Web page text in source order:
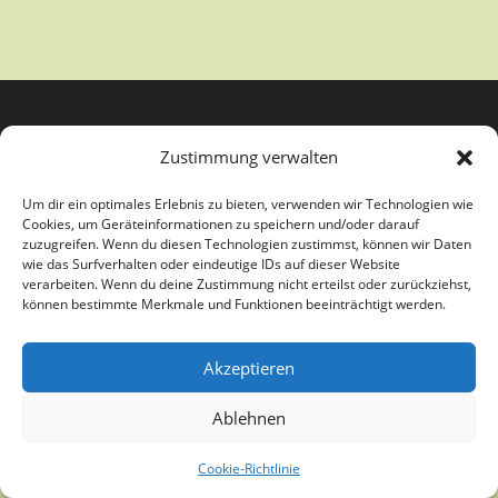
Zustimmung verwalten
Um dir ein optimales Erlebnis zu bieten, verwenden wir Technologien wie
Cookies, um Geräteinformationen zu speichern und/oder darauf
zuzugreifen. Wenn du diesen Technologien zustimmst, können wir Daten
wie das Surfverhalten oder eindeutige IDs auf dieser Website
verarbeiten. Wenn du deine Zustimmung nicht erteilst oder zurückziehst,
können bestimmte Merkmale und Funktionen beeinträchtigt werden.
Akzeptieren
Ablehnen
Cookie-Richtlinie
Copyright Kunstverein Paderborn e.V. - Theme by OceanWP